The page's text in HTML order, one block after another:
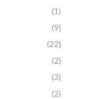
(1)
(9)
(22)
(2)
(3)
(2)